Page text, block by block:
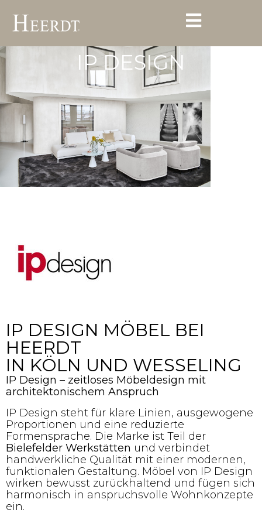
IP DESIGN
IP DESIGN MÖBEL BEI
HEERDT
IN KÖLN UND WESSELING
IP Design – zeitloses Möbeldesign mit
architektonischem Anspruch
IP Design steht für klare Linien, ausgewogene
Proportionen und eine reduzierte
Formensprache. Die Marke ist Teil der
Bielefelder Werkstätten und verbindet
handwerkliche Qualität mit einer modernen,
funktionalen Gestaltung. Möbel von IP Design
wirken bewusst zurückhaltend und fügen sich
harmonisch in anspruchsvolle Wohnkonzepte
ein.